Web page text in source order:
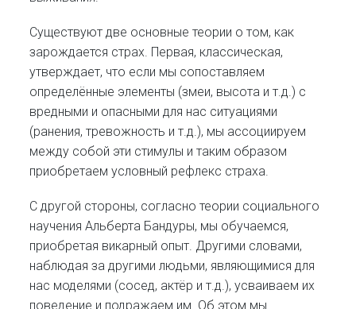
Существуют две основные теории о том, как
зарождается страх. Первая, классическая,
утверждает, что если мы сопоставляем
определённые элементы (змеи, высота и т.д.) с
вредными и опасными для нас ситуациями
(ранения, тревожность и т.д.), мы ассоциируем
между собой эти стимулы и таким образом
приобретаем условный рефлекс страха.
С другой стороны, согласно теории социального
научения Альберта Бандуры, мы обучаемся,
приобретая викарный опыт. Другими словами,
наблюдая за другими людьми, являющимися для
нас моделями (сосед, актёр и т.д.), усваиваем их
поведение и подражаем им. Об этом мы